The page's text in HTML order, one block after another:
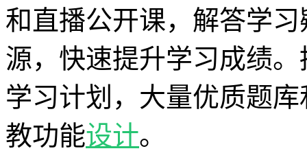
和直播公开课，解答学
源，快速提升学习成绩
学习计划，大量优质题
教功能设计。